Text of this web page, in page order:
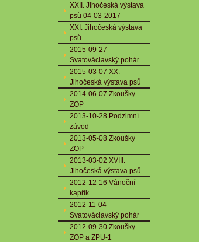
XXII. Jihočeská výstava
psů 04-03-2017
XXI. Jihočeská výstava
psů
2015-09-27
Svatováclavský pohár
2015-03-07 XX.
Jihočeská výstava psů
2014-06-07 Zkoušky
ZOP
2013-10-28 Podzimní
závod
2013-05-08 Zkoušky
ZOP
2013-03-02 XVIII.
Jihočeská výstava psů
2012-12-16 Vánoční
kapřík
2012-11-04
Svatováclavský pohár
2012-09-30 Zkoušky
ZOP a ZPU-1